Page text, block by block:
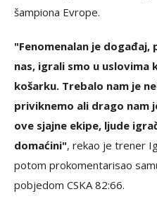
šampiona Evrope.
"Fenomenalan je
nas, igrali smo u uslovima
košarku. Trebalo nam je
priviknemo ali drago nam
ove sjajne ekipe, ljude
domaćini", rekao je trener
potom prokomentarisao
pobjedom CSKA 82:66.